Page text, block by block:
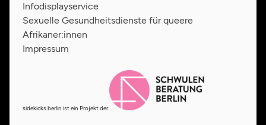
Infodisplayservice
Sexuelle Gesundheitsdienste für queere
Afrikaner:innen
Impressum
sidekicks.berlin ist ein Projekt der